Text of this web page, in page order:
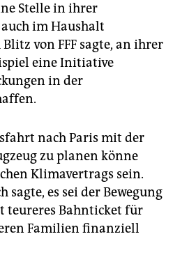
Stelle in ihrer
im Haushalt
von FFF sagte, an ihrer
eine Initiative
in der
nach Paris mit der
zu planen könne
­Klimavertrags sein.
sagte, es sei der Bewegung
teureres Bahn­ticket für
Familien finanziell